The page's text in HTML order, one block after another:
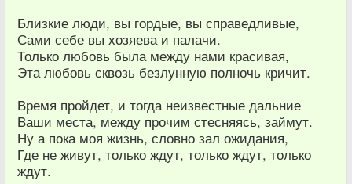
Близкие люди, вы гордые, вы справедливые,
Сами себе вы хозяева и палачи.
Только любовь была между нами красивая,
Эта любовь сквозь безлунную полночь кричит.
Время пройдет, и тогда неизвестные дальние
Ваши места, между прочим стесняясь, займут.
Ну а пока моя жизнь, словно зал ожидания,
Где не живут, только ждут, только ждут, только
ждут.